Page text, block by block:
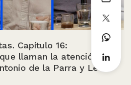
Capítulo 16:
llaman la atención.
de la Parra y León